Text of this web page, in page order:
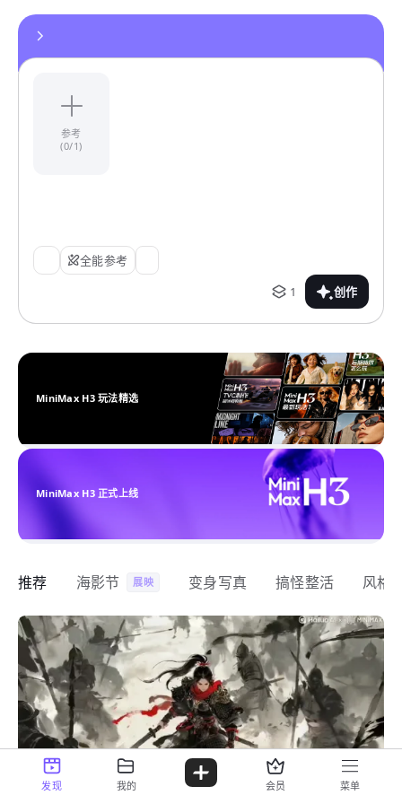
参考
(0/1)
全能参考
1
创作
MiniMax H3 玩法精选
MiniMax H3 正式上线
推荐 海影节 展映 变身写真 搞怪整活 风格
发现 我的 会员 菜单